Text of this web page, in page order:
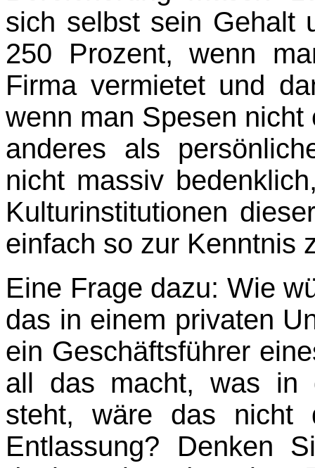
sich selbst sein Gehalt
250 Prozent, wenn
Firma vermietet und
wenn man Spesen
anderes als
nicht massiv
Kulturinstitutionen
einfach so zur Kenntnis
Eine Frage dazu: Wie
das in einem privaten
ein Geschäftsführer
all das macht, was in
steht, wäre das nicht
Entlassung? Denken